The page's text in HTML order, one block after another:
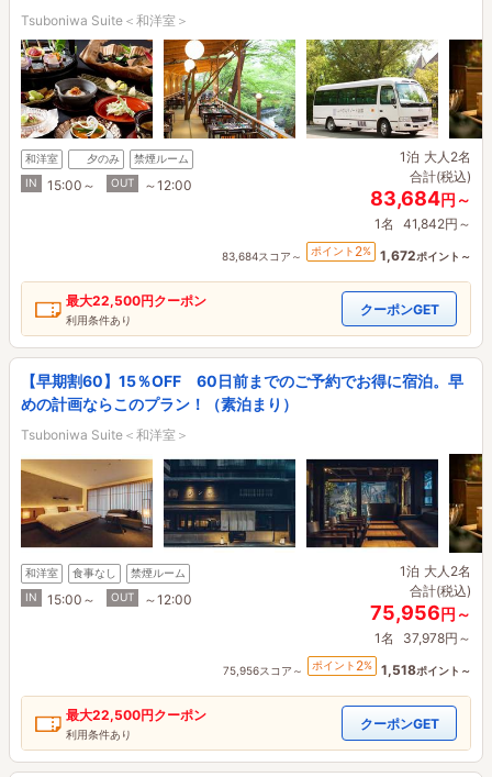
Tsuboniwa Suite＜和洋室＞
和洋室 夕のみ
禁煙ルーム
IN
15:00～ OUT ～12:00
1泊 大人2名
合計(税込)
83,684円～
1名 41,842円～
83,684スコア～ ポイント 2% 1,672ポイント～
最大22,500円クーポン
利用条件あり
クーポンGET
【早期割60】15％OFF 60日前までのご予約でお得に宿泊。早
めの計画ならこのプラン！（素泊まり）
Tsuboniwa Suite＜和洋室＞
和洋室 食事なし
禁煙ルーム
IN
15:00～ OUT ～12:00
1泊 大人2名
合計(税込)
75,956円～
1名 37,978円～
75,956スコア～ ポイント 2% 1,518ポイント～
最大22,500円クーポン
利用条件あり
クーポンGET